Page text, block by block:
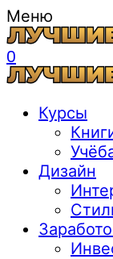
Меню
0
Курсы
Дизайн